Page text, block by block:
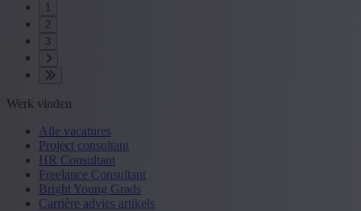
1
2
3
Werk vinden
Alle vacatures
Project consultant
HR Consultant
Freelance Consultant
Bright Young Grads
Carrière advies artikels